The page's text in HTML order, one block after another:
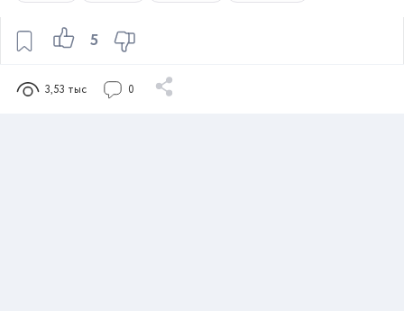
5
3,53 тыс 0